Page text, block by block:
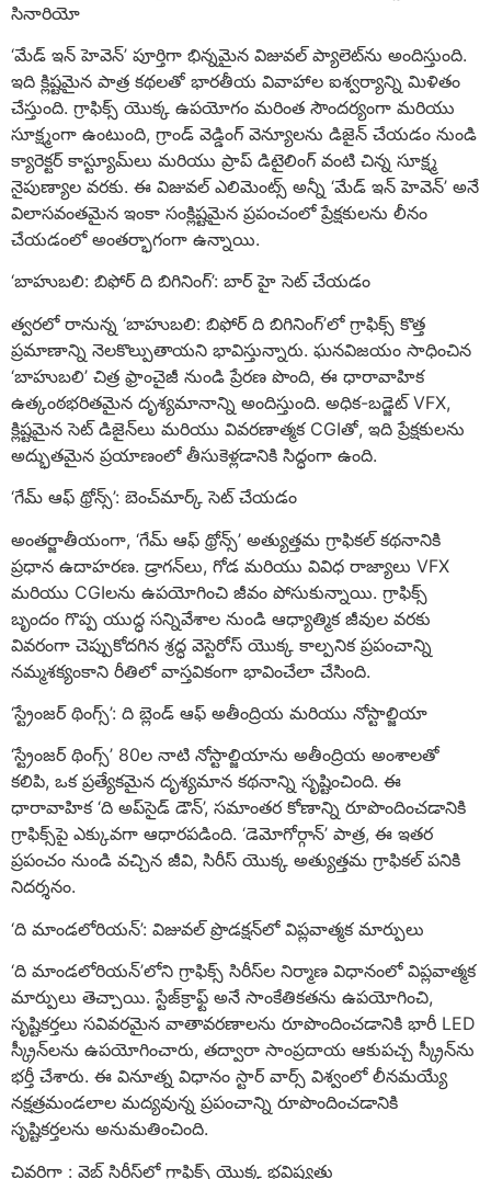
సినారియో
‘మేడ్ ఇన్ హెవెన్’ పూర్తిగా భిన్నమైన విజువల్ ప్యాలెట్‌ను అందిస్తుంది.
ఇది క్లిష్టమైన పాత్ర కథలతో భారతీయ వివాహాల ఐశ్వర్యాన్ని మిళితం
చేస్తుంది. గ్రాఫిక్స్ యొక్క ఉపయోగం మరింత సౌందర్యంగా మరియు
సూక్ష్మంగా ఉంటుంది, గ్రాండ్ వెడ్డింగ్ వెన్యూలను డిజైన్ చేయడం నుండి
క్యారెక్టర్ కాస్ట్యూమ్‌లు మరియు ప్రాప్ డిటైలింగ్ వంటి చిన్న సూక్ష్మ
నైపుణ్యాల వరకు. ఈ విజువల్ ఎలిమెంట్స్ అన్నీ ‘మేడ్ ఇన్ హెవెన్’ అనే
విలాసవంతమైన ఇంకా సంక్లిష్టమైన ప్రపంచంలో ప్రేక్షకులను లీనం
చేయడంలో అంతర్భాగంగా ఉన్నాయి.
‘బాహుబలి: బిఫోర్ ది బిగినింగ్’: బార్ హై సెట్ చేయడం
త్వరలో రానున్న ‘బాహుబలి: బిఫోర్ ది బిగినింగ్’లో గ్రాఫిక్స్ కొత్త
ప్రమాణాన్ని నెలకొల్పుతాయని భావిస్తున్నారు. ఘనవిజయం సాధించిన
‘బాహుబలి’ చిత్ర ఫ్రాంచైజీ నుండి ప్రేరణ పొంది, ఈ ధారావాహిక
ఉత్కంఠభరితమైన దృశ్యమానాన్ని అందిస్తుంది. అధిక-బడ్జెట్ VFX,
క్లిష్టమైన సెట్ డిజైన్‌లు మరియు వివరణాత్మక CGIతో, ఇది ప్రేక్షకులను
అద్భుతమైన ప్రయాణంలో తీసుకెళ్లడానికి సిద్ధంగా ఉంది.
‘గేమ్ ఆఫ్ థ్రోన్స్’: బెంచ్‌మార్క్ సెట్ చేయడం
అంతర్జాతీయంగా, ‘గేమ్ ఆఫ్ థ్రోన్స్’ అత్యుత్తమ గ్రాఫికల్ కథనానికి
ప్రధాన ఉదాహరణ. డ్రాగన్‌లు, గోడ మరియు వివిధ రాజ్యాలు VFX
మరియు CGIలను ఉపయోగించి జీవం పోసుకున్నాయి. గ్రాఫిక్స్
బృందం గొప్ప యుద్ధ సన్నివేశాల నుండి ఆధ్యాత్మిక జీవుల వరకు
వివరంగా చెప్పుకోదగిన శ్రద్ధ వెస్టెరోస్ యొక్క కాల్పనిక ప్రపంచాన్ని
నమ్మశక్యంకాని రీతిలో వాస్తవికంగా భావించేలా చేసింది.
‘స్ట్రేంజర్ థింగ్స్’: ది బ్లెండ్ ఆఫ్ అతీంద్రియ మరియు నోస్టాల్జియా
‘స్ట్రేంజర్ థింగ్స్’ 80ల నాటి నోస్టాల్జియాను అతీంద్రియ అంశాలతో
కలిపి, ఒక ప్రత్యేకమైన దృశ్యమాన కథనాన్ని సృష్టించింది. ఈ
ధారావాహిక ‘ది అప్‌సైడ్ డౌన్’, సమాంతర కోణాన్ని రూపొందించడానికి
గ్రాఫిక్స్‌పై ఎక్కువగా ఆధారపడింది. ‘డెమోగోర్గాన్’ పాత్ర, ఈ ఇతర
ప్రపంచం నుండి వచ్చిన జీవి, సిరీస్ యొక్క అత్యుత్తమ గ్రాఫికల్ పనికి
నిదర్శనం.
‘ది మాండలోరియన్’: విజువల్ ప్రొడక్షన్‌లో విప్లవాత్మక మార్పులు
‘ది మాండలోరియన్’లోని గ్రాఫిక్స్ సిరీస్‌ల నిర్మాణ విధానంలో విప్లవాత్మక
మార్పులు తెచ్చాయి. స్టేజ్‌క్రాఫ్ట్ అనే సాంకేతికతను ఉపయోగించి,
సృష్టికర్తలు సవివరమైన వాతావరణాలను రూపొందించడానికి భారీ LED
స్క్రీన్‌లను ఉపయోగించారు, తద్వారా సాంప్రదాయ ఆకుపచ్చ స్క్రీన్‌ను
భర్తీ చేశారు. ఈ వినూత్న విధానం స్టార్ వార్స్ విశ్వంలో లీనమయ్యే
నక్షత్రమండలాల మద్యవున్న ప్రపంచాన్ని రూపొందించడానికి
సృష్టికర్తలను అనుమతించింది.
చివరిగా : వెబ్ సిరీస్‌లో గ్రాఫిక్స్ యొక్క భవిష్యత్తు